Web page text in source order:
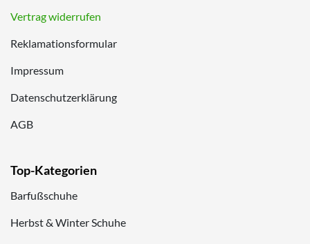
Vertrag widerrufen
Reklamationsformular
Impressum
Datenschutzerklärung
AGB
Top-Kategorien
Barfußschuhe
Herbst & Winter Schuhe